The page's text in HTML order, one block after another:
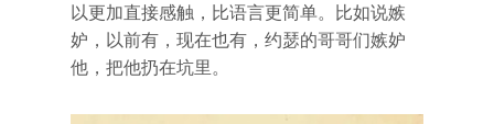
以更加直接感触，比语言更简单。比如说嫉
妒，以前有，现在也有，约瑟的哥哥们嫉妒
他，把他扔在坑里。